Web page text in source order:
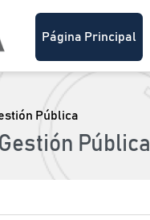
Página Principal
Pública
Pública